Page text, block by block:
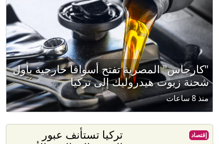
"كارجاس" المصرية تفتح أسواقا خارجية بأول
شحنة زيوت هيدروليك إلى تركيا
منذ 8 ساعات
تركيا تستأنف عبور
إقتصاد